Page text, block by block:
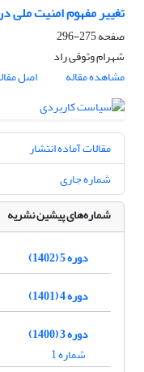
تغییر مفهوم امنیت ملی
صفحه275-296
شهرام وثوقی راد
مشاهده مقاله
اصل
مقالات آماده انتشار
شماره جاری
شماره‌های پیشین نشریه
دوره 5 (1402)
دوره 4 (1401)
دوره 3 (1400)
شماره 1